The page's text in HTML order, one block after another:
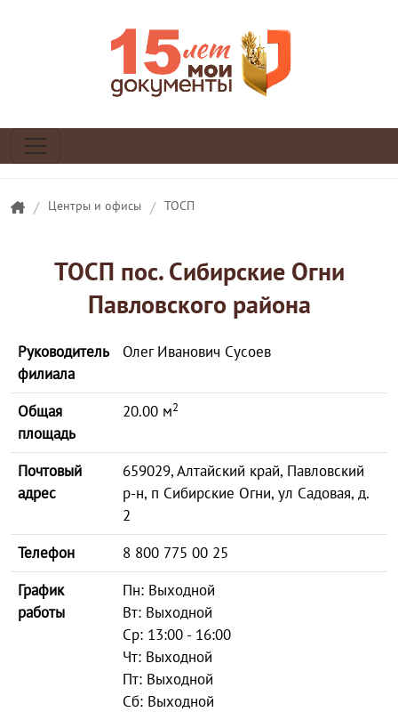
/ Центры и офисы / ТОСП
ТОСП пос. Сибирские Огни
Павловского района
Руководитель
филиала
Олег Иванович Сусоев
Общая
площадь
20.00 м2
Почтовый
адрес
659029, Алтайский край, Павловский
р-н, п Сибирские Огни, ул Садовая, д.
2
Телефон
8 800 775 00 25
График
работы
Пн: Выходной
Вт: Выходной
Ср: 13:00 - 16:00
Чт: Выходной
Пт: Выходной
Сб: Выходной